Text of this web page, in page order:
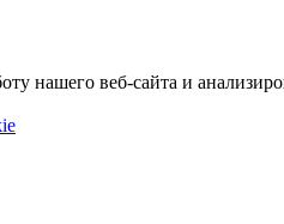
нашего веб-сайта и